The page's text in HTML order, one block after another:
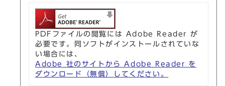
PDFファイルの閲覧には Adobe Reader が
必要です。同ソフトがインストールされていな
い場合には、
Adobe 社のサイトから Adobe Reader を
ダウンロード（無償）してください。